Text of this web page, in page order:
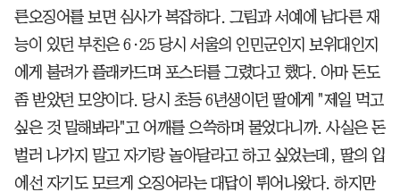
른오징어를 보면 심사가 복잡하다. 그림과 서예에 남다른 재
능이 있던 부친은 6·25 당시 서울의 인민군인지 보위대인지
에게 불려가 플래카드며 포스터를 그렸다고 했다. 아마 돈도
좀 받았던 모양이다. 당시 초등 6년생이던 딸에게 "제일 먹고
싶은 것 말해봐라"고 어깨를 으쓱하며 물었다니까. 사실은 돈
벌러 나가지 말고 자기랑 놀아달라고 하고 싶었는데, 딸의 입
에선 자기도 모르게 오징어라는 대답이 튀어나왔다. 하지만